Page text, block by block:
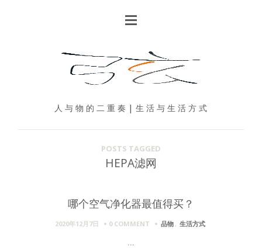
人 与 物 的 二 重 奏 | 生 活 与 生 活 方 式
POSTS TAGGED
HEPA滤网
哪个空气净化器最值得买？
2020年12月7日 0 COMMENT 品物 , 生活方式
...